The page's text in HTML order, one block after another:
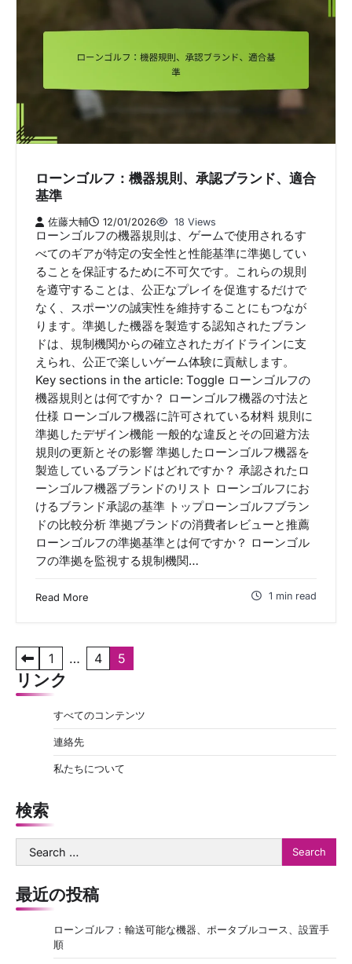
ローンゴルフ：機器規則、承認ブランド、適合
基準
佐藤大輔 12/01/2026 18 Views
ローンゴルフの機器規則は、ゲームで使用されるす
べてのギアが特定の安全性と性能基準に準拠してい
ることを保証するために不可欠です。これらの規則
を遵守することは、公正なプレイを促進するだけで
なく、スポーツの誠実性を維持することにもつなが
ります。準拠した機器を製造する認知されたブラン
ドは、規制機関からの確立されたガイドラインに支
えられ、公正で楽しいゲーム体験に貢献します。
Key sections in the article: Toggle ローンゴルフの
機器規則とは何ですか？ ローンゴルフ機器の寸法と
仕様 ローンゴルフ機器に許可されている材料 規則に
準拠したデザイン機能 一般的な違反とその回避方法
規則の更新とその影響 準拠したローンゴルフ機器を
製造しているブランドはどれですか？ 承認されたロ
ーンゴルフ機器ブランドのリスト ローンゴルフにお
けるブランド承認の基準 トップローンゴルフブラン
ドの比較分析 準拠ブランドの消費者レビューと推薦
ローンゴルフの準拠基準とは何ですか？ ローンゴル
フの準拠を監視する規制機関…
Read More 1 min read
P
o
a
g
a
1 … 4 5
リンク
すべてのコンテンツ
連絡先
私たちについて
検索
Search
for:
最近の投稿
ローンゴルフ：輸送可能な機器、ポータブルコース、設置手
順